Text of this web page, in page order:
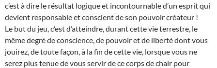
c’est à dire le résultat logique et incontournable d’un esprit qui
devient responsable et conscient de son pouvoir créateur !
Le but du jeu, c’est d’atteindre, durant cette vie terrestre, le
même degré de conscience, de pouvoir et de liberté dont vous
jouirez, de toute façon, à la fin de cette vie, lorsque vous ne
serez plus tenue de vous servir de ce corps de chair pour